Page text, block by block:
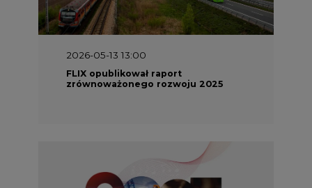
2026-05-13 13:00
FLIX opublikował raport
zrównoważonego rozwoju 2025